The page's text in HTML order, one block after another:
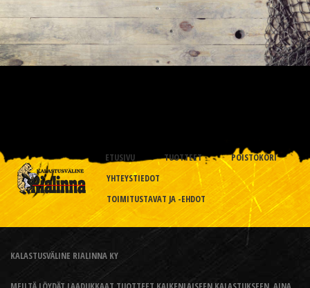
ETUSIVU TUOTTEET
POISTOKORI
YHTEYSTIEDOT
TOIMITUSTAVAT JA -EHDOT
KALASTUSVÄLINE RIALINNA KY